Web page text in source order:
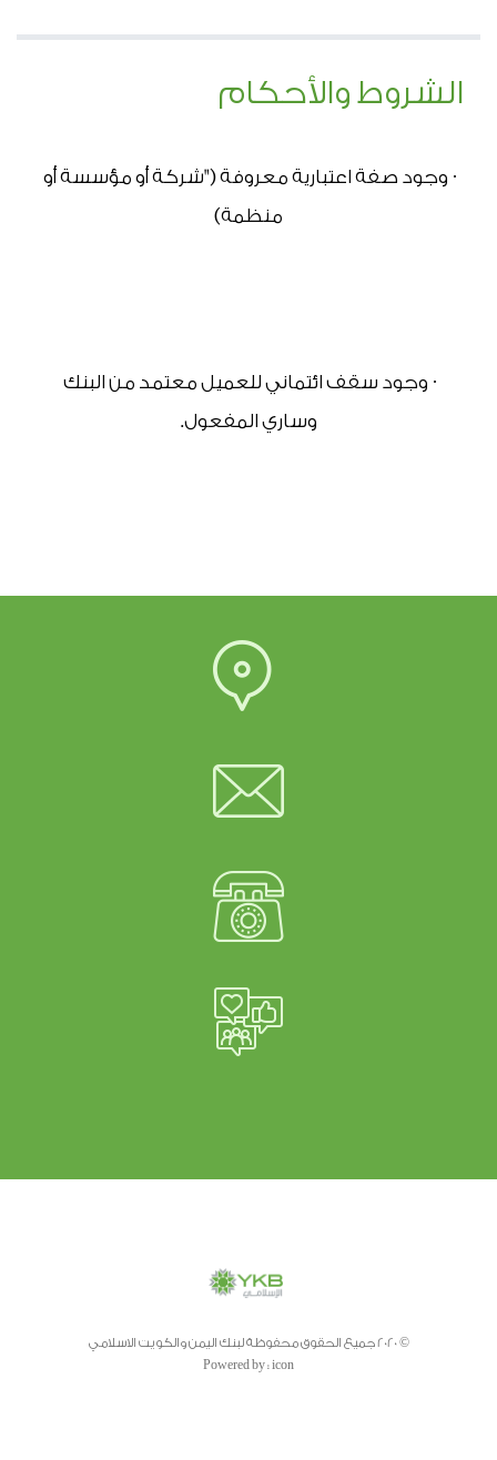
الشروط والأحكام
منظمة)
وساري المفعول.
© 2020 جميع الحقوق محفوظة لبنك اليمن والكويت الاسلامي
Powered by :icon